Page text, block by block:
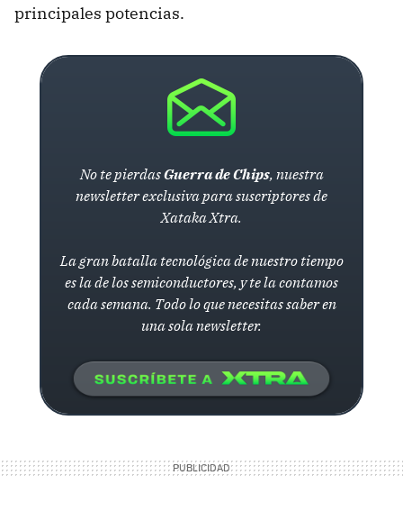
principales potencias.
No te pierdasGuerra de Chips, nuestra
newsletter exclusiva para suscriptores de
Xataka Xtra.
La gran batalla tecnológica de nuestro tiempo
es la de los semiconductores, y te la contamos
cada semana. Todo lo que necesitas saber en
una sola newsletter.